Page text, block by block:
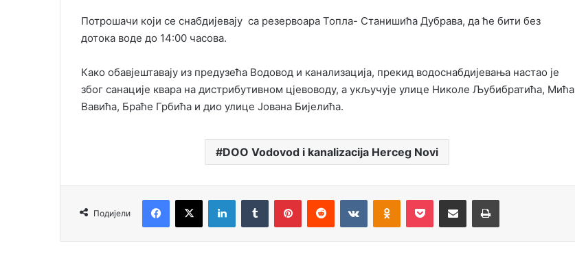
Потрошачи који се снабдијевају са резервоара Топла- Станишића Дубрава, да ће бити без
дотока воде до 14:00 часова.
Како обавјештавају из предузећа Водовод и канализација, прекид водоснабдијевања настао је
због санације квара на дистрибутивном цјевоводу, а укључује улице Николе Љубибратића, Мића
Вавића, Браће Грбића и дио улице Јована Бијелића.
DOO Vodovod i kanalizacija Herceg Novi
Подијели